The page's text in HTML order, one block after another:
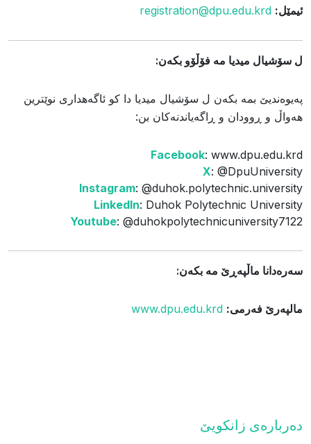
ئيمێل: registration@dpu.edu.krd
ل سۆشیال میدیا مه‌ فۆڵۆو بکەن:
پەیوەندیێ بمه‌ بکەن ل سۆشیال میدیا دا كو ئاگه‌هداری نوێترین
هەواڵ و ڕوودان و ڕاگەیاندنەکان بن:
Facebook: www.dpu.edu.krd
X: @DpuUniversity
Instagram: @duhok.polytechnic.university
LinkedIn: Duhok Polytechnic University
Youtube: @duhokpolytechnicuniversity7122
سەره‌دانا ماڵپەڕێ مه‌ بکەن:
مالپه‌رێ فه‌رمى: www.dpu.edu.krd
ده‌رباره‌ی زانكویێ